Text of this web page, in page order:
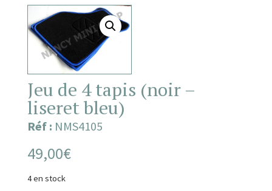
Jeu de 4 tapis (noir –
liseret bleu)
Réf : NMS4105
49,00€
4 en stock